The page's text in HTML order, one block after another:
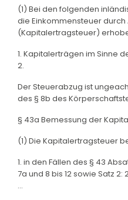
(1) Bei den folgenden
die Einkommensteuer
(Kapitalertragsteuer)
1. Kapitalerträgen im Sinne
2.
Der Steuerabzug ist
des § 8b des
§ 43a Bemessung der
(1) Die Kapitalertragsteuer
1. in den Fällen des § 43
7a und 8 bis 12 sowie Satz
...